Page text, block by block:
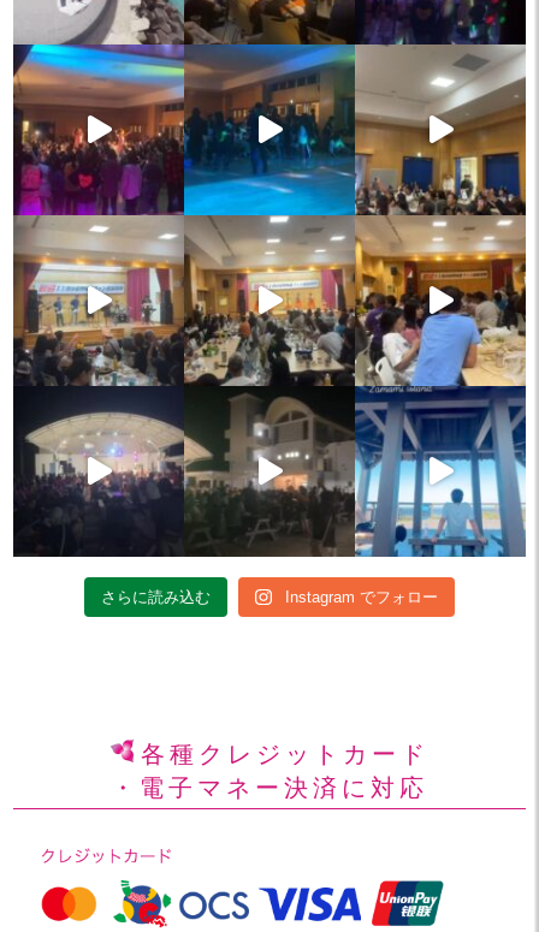
さらに読み込む Instagram でフォロー
各種クレジットカード
・電子マネー決済に対応